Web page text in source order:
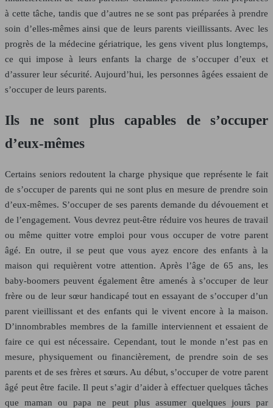
à cette tâche, tandis que d’autres ne se sont pas préparées à prendre
soin d’elles-mêmes ainsi que de leurs parents vieillissants. Avec les
progrès de la médecine gériatrique, les gens vivent plus longtemps,
ce qui impose à leurs enfants la charge de s’occuper d’eux et
d’assurer leur sécurité. Aujourd’hui, les personnes âgées essaient de
s’occuper de leurs parents.
Ils ne sont plus capables de s’occuper
d’eux-mêmes
Certains seniors redoutent la charge physique que représente le fait
de s’occuper de parents qui ne sont plus en mesure de prendre soin
d’eux-mêmes. S’occuper de ses parents demande du dévouement et
de l’engagement. Vous devrez peut-être réduire vos heures de travail
ou même quitter votre emploi pour vous occuper de votre parent
âgé. En outre, il se peut que vous ayez encore des enfants à la
maison qui requièrent votre attention. Après l’âge de 65 ans, les
baby-boomers peuvent également être amenés à s’occuper de leur
frère ou de leur sœur handicapé tout en essayant de s’occuper d’un
parent vieillissant et des enfants qui le vivent encore à la maison.
D’innombrables membres de la famille interviennent et essaient de
faire ce qui est nécessaire. Cependant, tout le monde n’est pas en
mesure, physiquement ou financièrement, de prendre soin de ses
parents et de ses frères et sœurs. Au début, s’occuper de votre parent
âgé peut être facile. Il peut s’agir d’aider à effectuer quelques tâches
que maman ou papa ne peut plus assumer quelques jours par